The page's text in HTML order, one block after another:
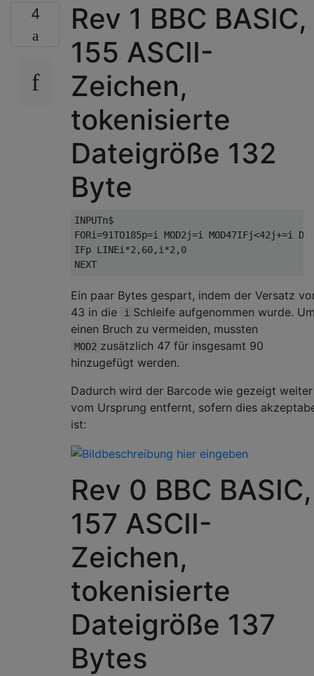
4
Rev 1 BBC BASIC,
155 ASCII-
Zeichen,
tokenisierte
Dateigröße 132
Byte
INPUTn$
FORi=91TO185p=i MOD2j=i MOD47IFj<42j+=i
IFp LINEi*2,60,i*2,0
Ein paar Bytes gespart, indem der Versatz
43 in die
i Schleife aufgenommen wurde.
einen Bruch zu vermeiden, mussten
MOD2 zusätzlich 47 für insgesamt 90
hinzugefügt werden.
Dadurch wird der Barcode wie gezeigt weiter
vom Ursprung entfernt, sofern dies
ist:
Rev 0 BBC BASIC,
157 ASCII-
Zeichen,
tokenisierte
Dateigröße 137
Bytes